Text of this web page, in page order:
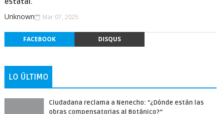
Unknown Mar 07, 2025
FACEBOOK DISQUS
LO ÚLTIMO
Ciudadana reclama a Nenecho: "¿Dónde están las
obras compensatorias al Botánico?”